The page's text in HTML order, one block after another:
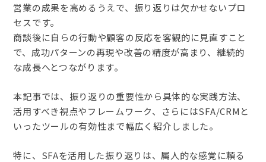
営業の成果を高めるうえで、振り返りは欠かせないプロ
セスです。
商談後に自らの行動や顧客の反応を客観的に見直すこと
で、成功パターンの再現や改善の精度が高まり、継続的
な成長へとつながります。
本記事では、振り返りの重要性から具体的な実践方法、
活用すべき視点やフレームワーク、さらにはSFA/CRMと
いったツールの有効性まで幅広く紹介しました。
特に、SFAを活用した振り返りは、属人的な感覚に頼る